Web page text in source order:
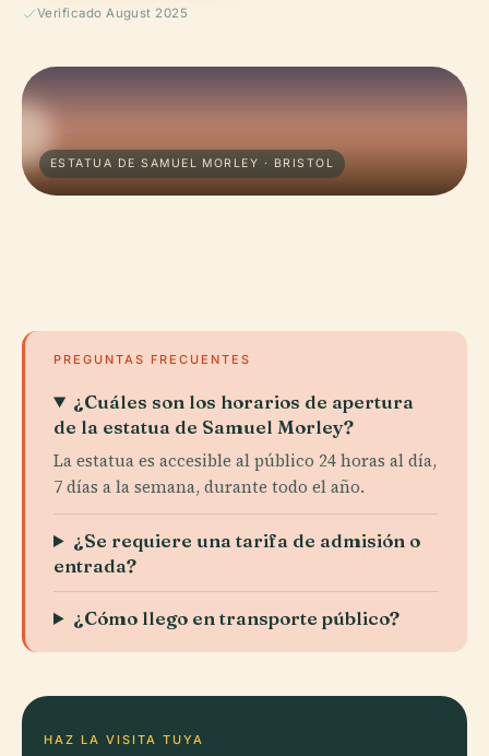
Verificado August 2025
ESTATUA DE SAMUEL MORLEY · BRISTOL
PREGUNTAS FRECUENTES
¿Cuáles son los horarios de apertura
de la estatua de Samuel Morley?
La estatua es accesible al público 24 horas al día,
7 días a la semana, durante todo el año.
¿Se requiere una tarifa de admisión o
entrada?
¿Cómo llego en transporte público?
HAZ LA VISITA TUYA